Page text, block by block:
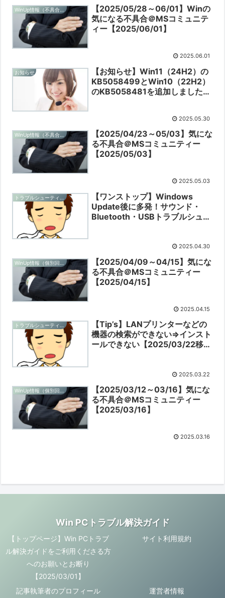
【2025/05/28～06/01】Winの
気になる不具合＠MSコミュニテ
ィー【2025/06/01】
2025.06.01
お知らせ
【お知らせ】Win11（24H2）の
KB5058499とWin10（22H2）
のKB5058481を追加しました
2025.05.30
【2025/04/23～05/03】気にな
る不具合＠MSコミュニティー
【2025/05/03】
2025.05.03
【ワンストップ】Windows
Update後に多発！サウンド・
Bluetooth・USBトラブルシュー
2025.04.30
【2025/04/09～04/15】気にな
る不具合＠MSコミュニティー
【2025/04/15】
2025.04.15
【Tip’s】LANプリンターなどの
機器の検索ができない⇒インスト
ールできない【2025/03/22移
2025.03.22
【2025/03/12～03/16】気にな
る不具合＠MSコミュニティー
【2025/03/16】
2025.03.16
Win PCトラブル解決ガイド
【トップページ】Win PCトラブ
ル解決ガイドをご利用くださる方
へのお願いとお断り
【2025/03/01】
サイト利用規約
記事執筆者のプロフィール 運営者情報